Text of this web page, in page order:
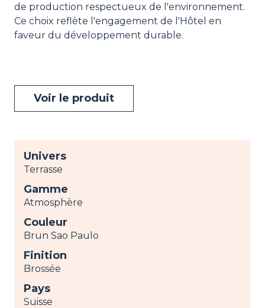
de production respectueux de l'environnement.
Ce choix reflète l'engagement de l'Hôtel en
faveur du développement durable.
Voir le produit
Univers
Terrasse
Gamme
Atmosphère
Couleur
Brun Sao Paulo
Finition
Brossée
Pays
Suisse